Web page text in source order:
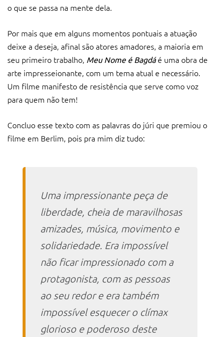
o que se passa na mente dela.
Por mais que em alguns momentos pontuais a atuação
deixe a deseja, afinal são atores amadores, a maioria em
seu primeiro trabalho, Meu Nome é Bagdáé uma obra de
arte impresseionante, com um tema atual e necessário.
Um filme manifesto de resistência que serve como voz
para quem não tem!
Concluo esse texto com as palavras do júri que premiou o
filme em Berlim, pois pra mim diz tudo:
Uma impressionante peça de
liberdade, cheia de maravilhosas
amizades, música, movimento e
solidariedade. Era impossível
não ficar impressionado com a
protagonista, com as pessoas
ao seu redor e era também
impossível esquecer o clímax
glorioso e poderoso deste